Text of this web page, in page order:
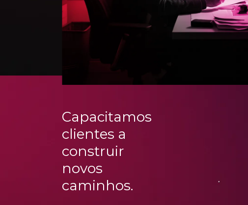
Capacitamos
clientes a
construir
novos
caminhos.
9
0
9
0